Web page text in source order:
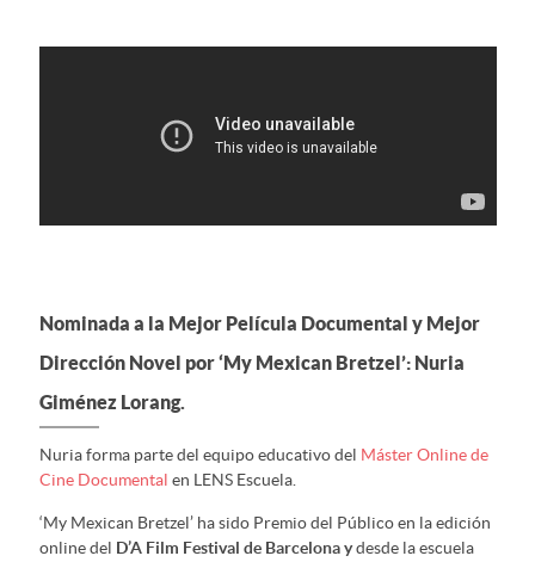
Nominada a la Mejor Película Documental y Mejor
Dirección Novel por ‘My Mexican Bretzel’: Nuria
Giménez Lorang.
Nuria forma parte del equipo educativo del Máster Online de
Cine Documental en LENS Escuela.
‘My Mexican Bretzel’ ha sido Premio del Público en la edición
online del D’A Film Festival de Barcelona ydesde la escuela